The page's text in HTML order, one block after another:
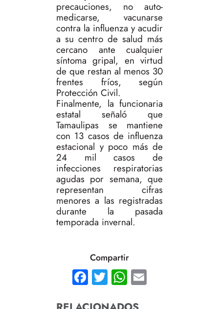
precauciones, no auto-
medicarse, vacunarse
contra la influenza y acudir
a su centro de salud más
cercano ante cualquier
síntoma gripal, en virtud
de que restan al menos 30
frentes fríos, según
Protección Civil.
Finalmente, la funcionaria
estatal señaló que
Tamaulipas se mantiene
con 13 casos de influenza
estacional y poco más de
24 mil casos de
infecciones respiratorias
agudas por semana, que
representan cifras
menores a las registradas
durante la pasada
temporada invernal.
Compartir
Facebook
TwitterWhatsApp